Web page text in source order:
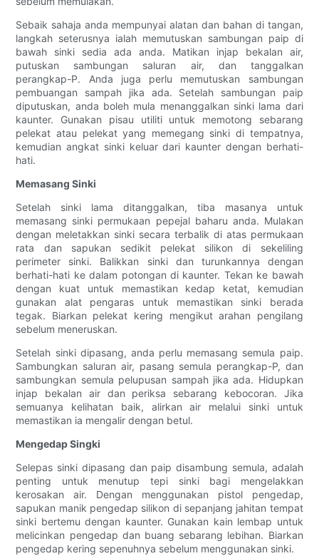
Sebaik sahaja anda mempunyai alatan dan bahan di tangan,
langkah seterusnya ialah memutuskan sambungan paip di
bawah sinki sedia ada anda. Matikan injap bekalan air,
putuskan sambungan saluran air, dan tanggalkan
perangkap-P. Anda juga perlu memutuskan sambungan
pembuangan sampah jika ada. Setelah sambungan paip
diputuskan, anda boleh mula menanggalkan sinki lama dari
kaunter. Gunakan pisau utiliti untuk memotong sebarang
pelekat atau pelekat yang memegang sinki di tempatnya,
kemudian angkat sinki keluar dari kaunter dengan berhati-
hati.
Memasang Sinki
Setelah sinki lama ditanggalkan, tiba masanya untuk
memasang sinki permukaan pepejal baharu anda. Mulakan
dengan meletakkan sinki secara terbalik di atas permukaan
rata dan sapukan sedikit pelekat silikon di sekeliling
perimeter sinki. Balikkan sinki dan turunkannya dengan
berhati-hati ke dalam potongan di kaunter. Tekan ke bawah
dengan kuat untuk memastikan kedap ketat, kemudian
gunakan alat pengaras untuk memastikan sinki berada
tegak. Biarkan pelekat kering mengikut arahan pengilang
sebelum meneruskan.
Setelah sinki dipasang, anda perlu memasang semula paip.
Sambungkan saluran air, pasang semula perangkap-P, dan
sambungkan semula pelupusan sampah jika ada. Hidupkan
injap bekalan air dan periksa sebarang kebocoran. Jika
semuanya kelihatan baik, alirkan air melalui sinki untuk
memastikan ia mengalir dengan betul.
Mengedap Singki
Selepas sinki dipasang dan paip disambung semula, adalah
penting untuk menutup tepi sinki bagi mengelakkan
kerosakan air. Dengan menggunakan pistol pengedap,
sapukan manik pengedap silikon di sepanjang jahitan tempat
sinki bertemu dengan kaunter. Gunakan kain lembap untuk
melicinkan pengedap dan buang sebarang lebihan. Biarkan
pengedap kering sepenuhnya sebelum menggunakan sinki.